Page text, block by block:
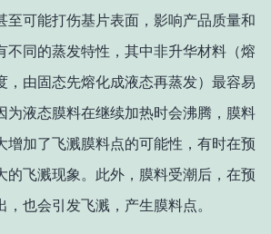
至可能打伤基片表面，影响产品质量和
不同的蒸发特性，其中非升华材料（熔
，由固态先熔化成液态再蒸发）最容易
为液态膜料在继续加热时会沸腾，膜料
增加了飞溅膜料点的可能性，有时在预
的飞溅现象。此外，膜料受潮后，在预
也会引发飞溅，产生膜料点。